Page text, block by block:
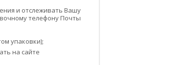
и отслеживать Вашу
телефону Почты
упаковки);
на сайте